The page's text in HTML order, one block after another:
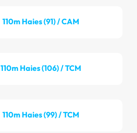
110m Haies (91) / CAM
110m Haies (106) / TCM
110m Haies (99) / TCM